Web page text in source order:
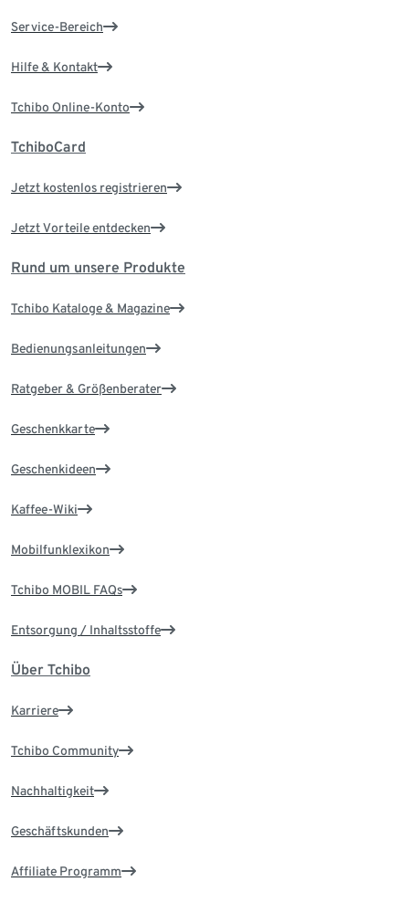
Service-Bereich
Hilfe & Kontakt
Tchibo Online-Konto
TchiboCard
Jetzt kostenlos registrieren
Jetzt Vorteile entdecken
Rund um unsere Produkte
Tchibo Kataloge & Magazine
Bedienungsanleitungen
Ratgeber & Größenberater
Geschenkkarte
Geschenkideen
Kaffee-Wiki
Mobilfunklexikon
Tchibo MOBIL FAQs
Entsorgung / Inhaltsstoffe
Über Tchibo
Karriere
Tchibo Community
Nachhaltigkeit
Geschäftskunden
Affiliate Programm